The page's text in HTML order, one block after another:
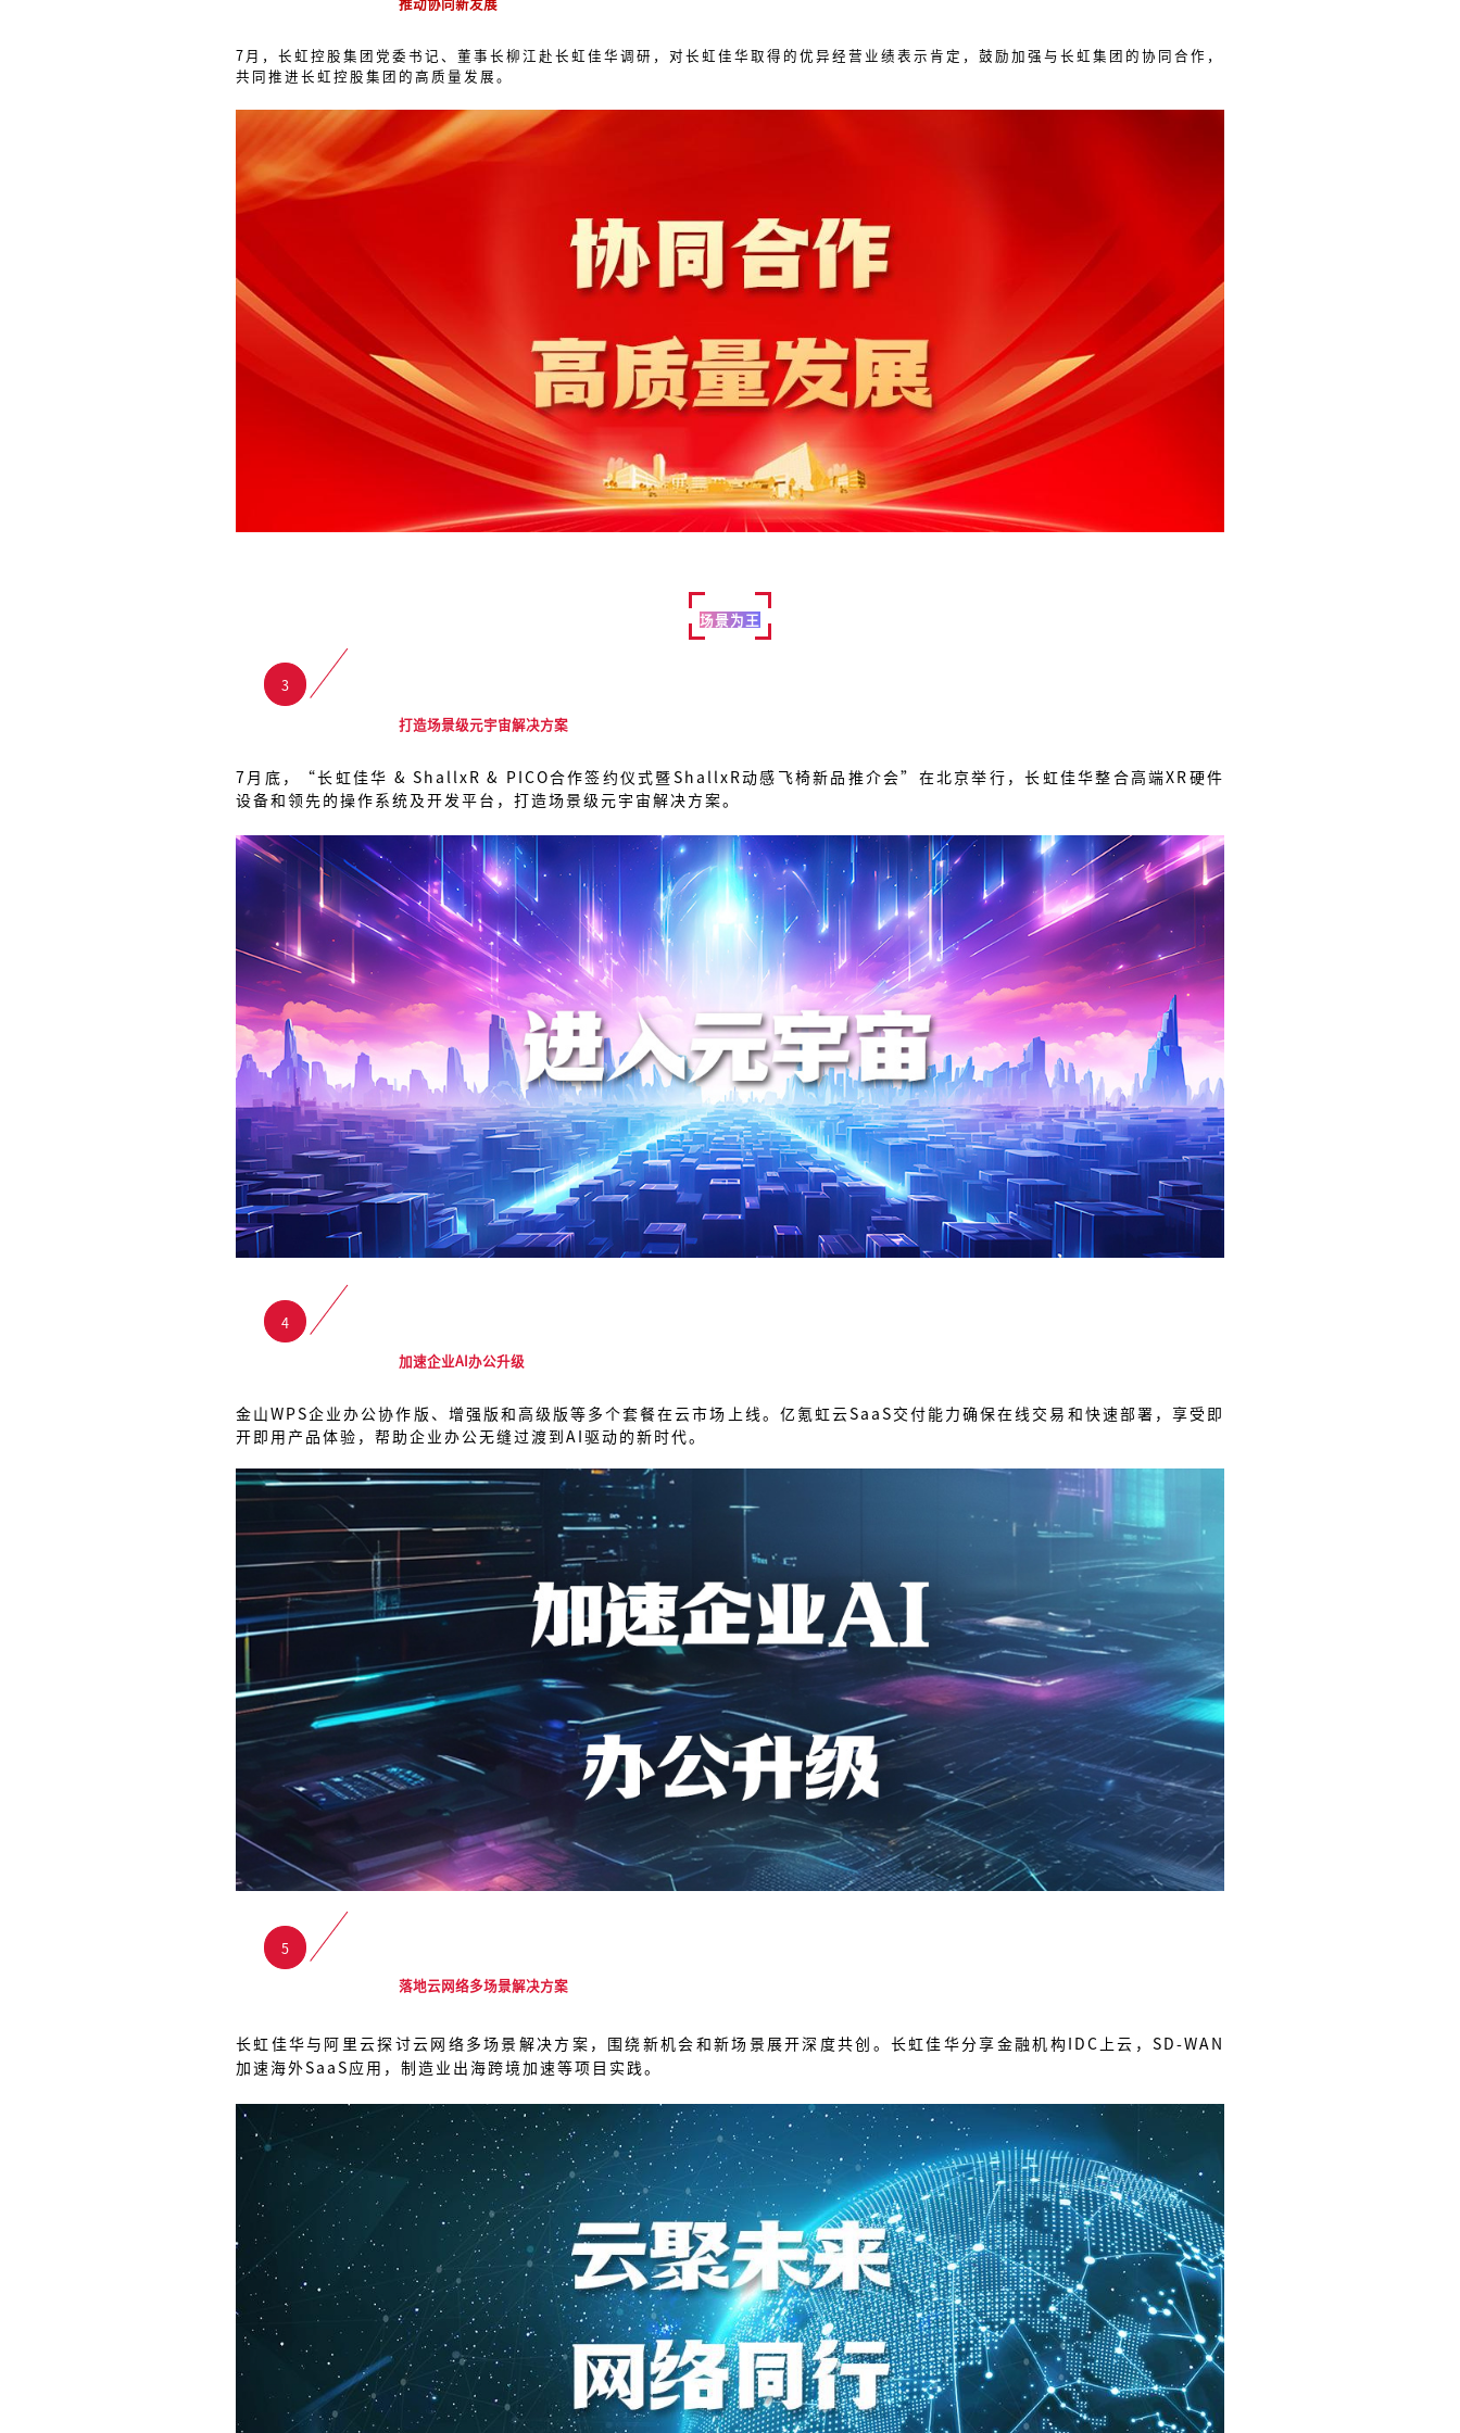
7月，长虹控股集团党委书记、董事长柳江赴长虹佳华调研，对长虹佳华取得的优异经营业绩表示肯定，鼓励加强与长虹集团的协同合作，
共同推进长虹控股集团的高质量发展。
场景为王
3
打造场景级元宇宙解决方案
7月底，“长虹佳华 & ShallxR & PICO合作签约仪式暨ShallxR动感飞椅新品推介会”在北京举行，长虹佳华整合高端XR硬件
设备和领先的操作系统及开发平台，打造场景级元宇宙解决方案。
4
加速企业AI办公升级
金山WPS企业办公协作版、增强版和高级版等多个套餐在云市场上线。亿氪虹云SaaS交付能力确保在线交易和快速部署，享受即
开即用产品体验，帮助企业办公无缝过渡到AI驱动的新时代。
5
落地云网络多场景解决方案
长虹佳华与阿里云探讨云网络多场景解决方案，围绕新机会和新场景展开深度共创。长虹佳华分享金融机构IDC上云，SD-WAN
加速海外SaaS应用，制造业出海跨境加速等项目实践。